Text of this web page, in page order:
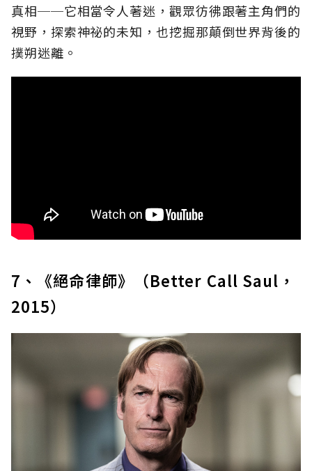
真相──它相當令人著迷，觀眾彷彿跟著主角們的
視野，探索神祕的未知，也挖掘那顛倒世界背後的
撲朔迷離。
7、《絕命律師》（Better Call Saul，
2015）